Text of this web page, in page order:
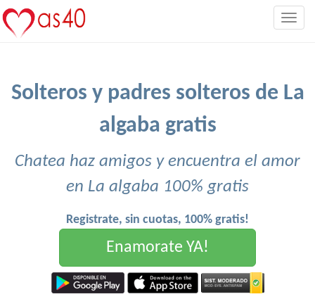
Solteros y padres solteros de La
algaba gratis
Chatea haz amigos y encuentra el amor
en La algaba 100% gratis
Registrate, sin cuotas, 100% gratis!
Enamorate YA!